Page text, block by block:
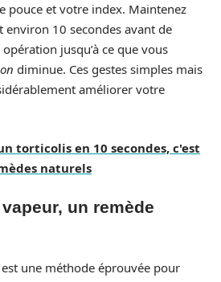
pouce et votre index. Maintenez
environ 10 secondes avant de
jusqu’à ce que vous
diminue. Ces gestes simples mais
améliorer votre
torticolis en 10 secondes, c'est
naturels
un remède
une méthode éprouvée pour